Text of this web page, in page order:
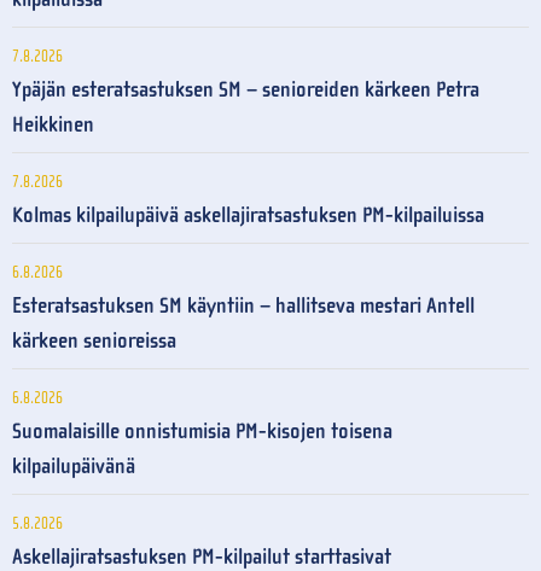
7.8.2026
Ypäjän esteratsastuksen SM – senioreiden kärkeen Petra
Heikkinen
7.8.2026
Kolmas kilpailupäivä askellajiratsastuksen PM-kilpailuissa
6.8.2026
Esteratsastuksen SM käyntiin – hallitseva mestari Antell
kärkeen senioreissa
6.8.2026
Suomalaisille onnistumisia PM-kisojen toisena
kilpailupäivänä
5.8.2026
Askellajiratsastuksen PM-kilpailut starttasivat